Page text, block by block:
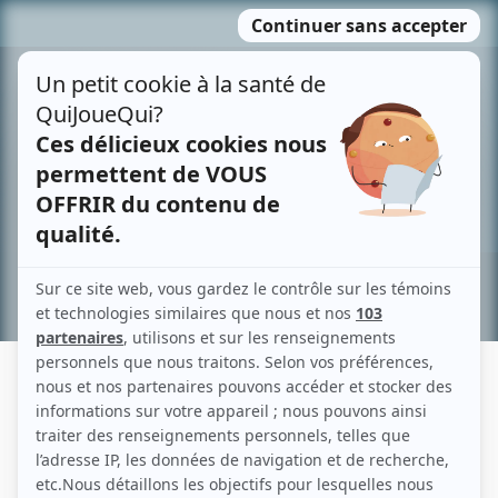
MENU
contenu
Recherche avancée »
ALAN ARAVENA
Liens
Fiche de Alan Aravena sur Showbizz.net